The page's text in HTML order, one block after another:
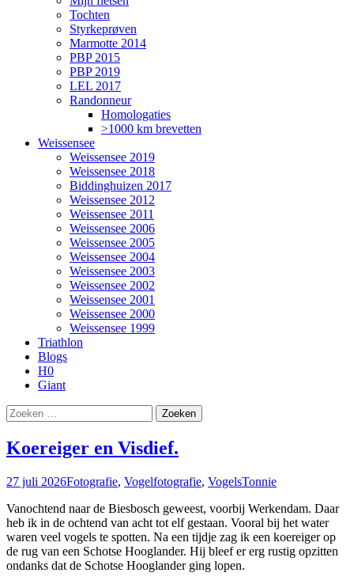
Tochten
Styrkeprøven
Marmotte 2014
PBP 2015
PBP 2019
LEL 2017
Randonneur
Homologaties
>1000 km brevetten
Weissensee
Weissensee 2019
Weissensee 2018
Biddinghuizen 2017
Weissensee 2012
Weissensee 2011
Weissensee 2006
Weissensee 2005
Weissensee 2004
Weissensee 2003
Weissensee 2002
Weissensee 2001
Weissensee 2000
Weissensee 1999
Triathlon
Blogs
H0
Giant
Zoeken
naar:
Koereiger en Visdief.
27 juli 2026Fotografie, Vogelfotografie, VogelsTonnie
Vanochtend naar de Biesbosch geweest, voorbij Werkendam. Daar
heb ik in de ochtend van acht tot elf gestaan. Vooral bij het water
waren veel vogels te spotten. Na een tijdje zag ik een koereiger op
de rug van een Schotse Hooglander. Hij bleef er erg rustig opzitten
ondanks dat de Schotse Hooglander ging lopen.